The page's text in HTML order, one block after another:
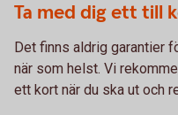
Ta med dig ett till
Det finns aldrig garantier
när som helst. Vi
ett kort när du ska ut och